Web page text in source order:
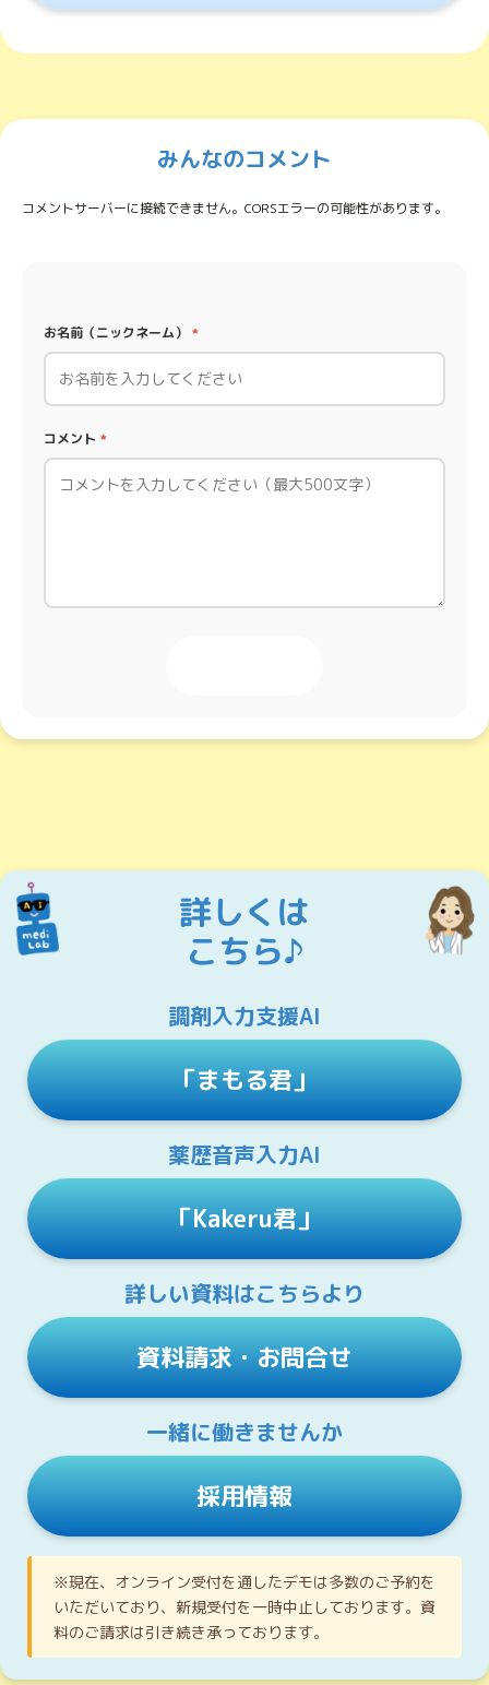
みんなのコメント
コメントサーバーに接続できません。CORSエラーの可能性があります。
お名前（ニックネーム） *
コメント *
詳しくは
こちら♪
調剤入力支援AI
「まもる君」
薬歴音声入力AI
「Kakeru君」
詳しい資料はこちらより
資料請求・お問合せ
一緒に働きませんか
採用情報
※現在、オンライン受付を通したデモは多数のご予約を
いただいており、新規受付を一時中止しております。資
料のご請求は引き続き承っております。